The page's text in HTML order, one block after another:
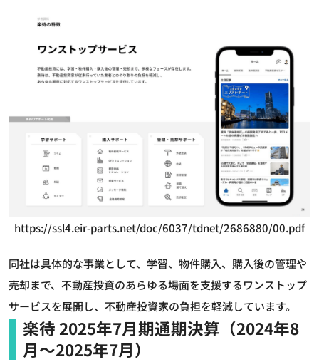
https://ssl4.eir-parts.net/doc/6037/tdnet/2686880/00.pdf
同社は具体的な事業として、学習、物件購入、購入後の管理や
売却まで、不動産投資のあらゆる場面を支援するワンストップ
サービスを展開し、不動産投資家の負担を軽減しています。
楽待 2025年7月期通期決算（2024年8
月～2025年7月）